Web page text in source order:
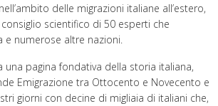
delle migrazioni italiane all’estero,
scientifico di 50 esperti che
e numerose altre nazioni.
una pagina fondativa della storia italiana,
Emigrazione tra Ottocento e Novecento e
giorni con decine di migliaia di italiani che,